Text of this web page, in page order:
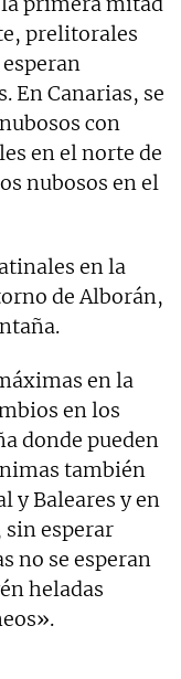
prelitorales
En Canarias, se
con
en el norte de
nubosos en el
en la
de Alborán,
en la
en los
donde pueden
también
y Baleares y en
sin esperar
no se esperan
heladas